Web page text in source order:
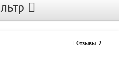
Отзывы: 2